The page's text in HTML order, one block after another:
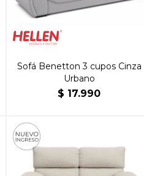
Sofá Benetton 3 cupos Cinza
Urbano
$ 17.990